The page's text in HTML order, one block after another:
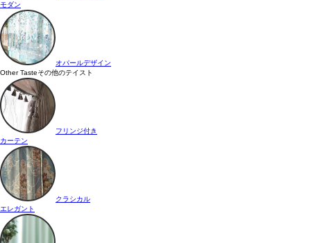
モダン
オパールデザイン
Other Tasteその他のテイスト
フリンジ付き
カーテン
クラシカル
エレガント